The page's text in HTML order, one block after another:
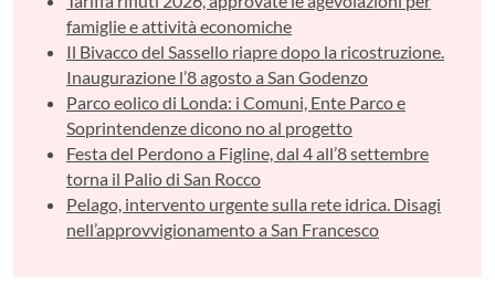
famiglie e attività economiche
Il Bivacco del Sassello riapre dopo la ricostruzione.
Inaugurazione l’8 agosto a San Godenzo
Parco eolico di Londa: i Comuni, Ente Parco e
Soprintendenze dicono no al progetto
Festa del Perdono a Figline, dal 4 all’8 settembre
torna il Palio di San Rocco
Pelago, intervento urgente sulla rete idrica. Disagi
nell’approvvigionamento a San Francesco